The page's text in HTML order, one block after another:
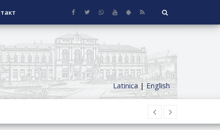
Latinica|English
КУЋЕ СА ОКУЋНИЦОМ НА